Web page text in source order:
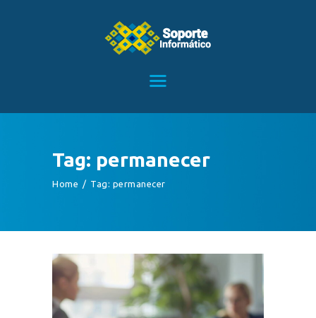
Tag: permanecer
Home Tag: permanecer
BLOG
TIENDA